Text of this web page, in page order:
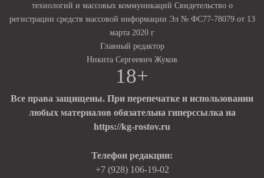
технологий и массовых коммуникаций Свидетельство о
регистрации средств массовой информации Эл № ФС77-78079 от 13
марта 2020 г
Главный редактор
Никита Сергеевич Жуков
18+
Все права защищены. При перепечатке и использовании
любых материалов обязательна гиперссылка на
https://kg-rostov.ru
Телефон редакции:
+7 (928) 106-19-02